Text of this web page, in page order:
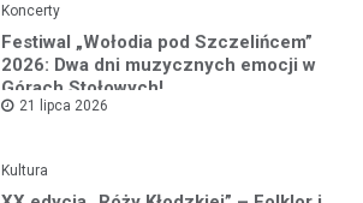
Koncerty
Festiwal „Wołodia pod Szczelińcem”
2026: Dwa dni muzycznych emocji w
Górach Stołowych!
21 lipca 2026
Kultura